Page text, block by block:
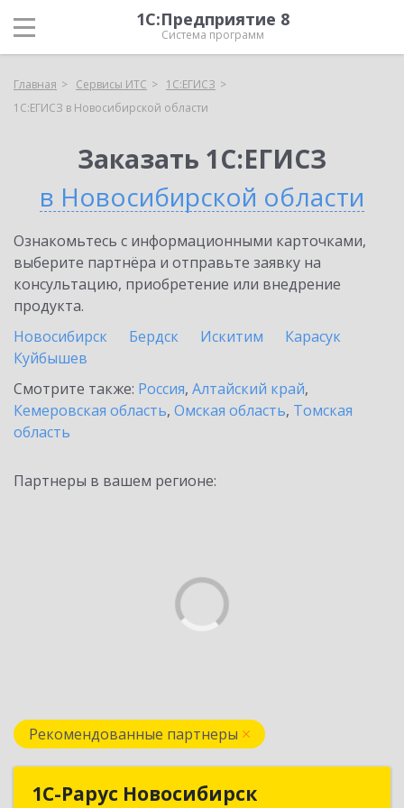
1С:Предприятие 8
Система программ
Главная Сервисы ИТС
1С:ЕГИСЗ
1С:ЕГИСЗ в Новосибирской области
Заказать 1С:ЕГИСЗ
в Новосибирской области
Ознакомьтесь с информационными карточками,
выберите партнёра и отправьте заявку на
консультацию, приобретение или внедрение
продукта.
Новосибирск
Бердск Искитим
Карасук
Куйбышев
Смотрите также: Россия, Алтайский край,
Кемеровская область, Омская область, Томская
область
Партнеры в вашем регионе:
Рекомендованные партнеры
1С-Рарус Новосибирск
1С-Рарус Новосибирск